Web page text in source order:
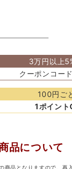
3万円以上
クーポンコード
100円ご
1ポイント
品について